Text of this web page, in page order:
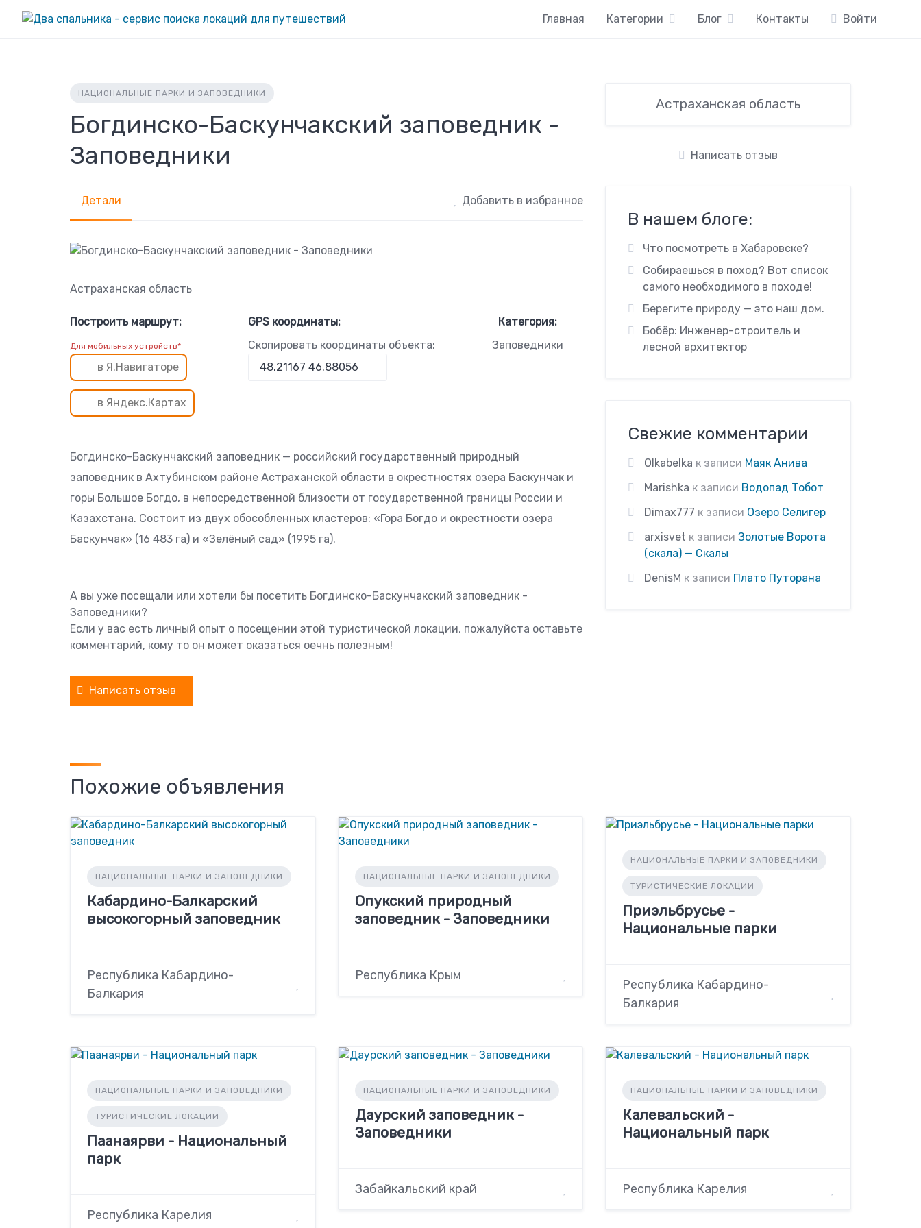
Главная Категории Блог Контакты Войти
НАЦИОНАЛЬНЫЕ ПАРКИ И ЗАПОВЕДНИКИ
Богдинско-Баскунчакский заповедник -
Заповедники
Детали Добавить в избранное
Астраханская область
Построить маршрут:
Для мобильных устройств*
в Я.Навигаторе
в Яндекс.Картах
GPS координаты:
Скопировать координаты объекта:
Категория:
Заповедники
Богдинско-Баскунчакский заповедник — российский государственный природный
заповедник в Ахтубинском районе Астраханской области в окрестностях озера Баскунчак и
горы Большое Богдо, в непосредственной близости от государственной границы России и
Казахстана. Состоит из двух обособленных кластеров: «Гора Богдо и окрестности озера
Баскунчак» (16 483 га) и «Зелёный сад» (1995 га).
А вы уже посещали или хотели бы посетить Богдинско-Баскунчакский заповедник -
Заповедники?
Если у вас есть личный опыт о посещении этой туристической локации, пожалуйста оставьте
комментарий, кому то он может оказаться оечнь полезным!
Написать отзыв
Астраханская область
Написать отзыв
В нашем блоге:
Что посмотреть в Хабаровске?
Собираешься в поход? Вот список
самого необходимого в походе!
Берегите природу — это наш дом.
Бобёр: Инженер-строитель и
лесной архитектор
Свежие комментарии
Olkabelka к записи Маяк Анива
Marishka к записи Водопад Тобот
Dimax777 к записи Озеро Селигер
arxisvet к записиЗолотые Ворота
(скала) — Скалы
DenisM к записи Плато Путорана
Похожие объявления
НАЦИОНАЛЬНЫЕ ПАРКИ И ЗАПОВЕДНИКИ
Кабардино-Балкарский
высокогорный заповедник
Республика Кабардино-
Балкария
НАЦИОНАЛЬНЫЕ ПАРКИ И ЗАПОВЕДНИКИ
Опукский природный
заповедник - Заповедники
Республика Крым
НАЦИОНАЛЬНЫЕ ПАРКИ И ЗАПОВЕДНИКИ
ТУРИСТИЧЕСКИЕ ЛОКАЦИИ
Приэльбрусье -
Национальные парки
Республика Кабардино-
Балкария
НАЦИОНАЛЬНЫЕ ПАРКИ И ЗАПОВЕДНИКИ
ТУРИСТИЧЕСКИЕ ЛОКАЦИИ
Паанаярви - Национальный
парк
Республика Карелия
НАЦИОНАЛЬНЫЕ ПАРКИ И ЗАПОВЕДНИКИ
Даурский заповедник -
Заповедники
Забайкальский край
НАЦИОНАЛЬНЫЕ ПАРКИ И ЗАПОВЕДНИКИ
Калевальский -
Национальный парк
Республика Карелия